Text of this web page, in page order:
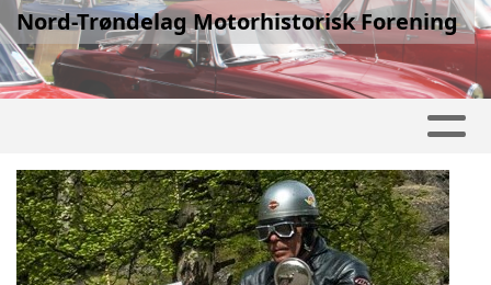
Nord-Trøndelag Motorhistorisk Forening